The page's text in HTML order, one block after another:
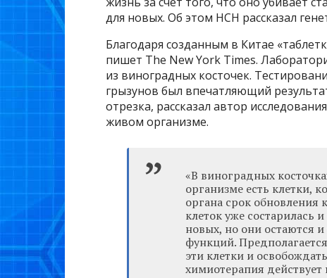
для новых. Об этом НСН рассказал
Благодаря созданным в Китае
пишет The New York Times.
из виноградных косточек.
грызунов был впечатляющий
отрезка, рассказал автор
живом организме.
«В виноградных
организме есть клетки,
органа срок обновления
клеток уже состарилась
новых, но они остаются
функций.
эти клетки и
химиотерапия действует